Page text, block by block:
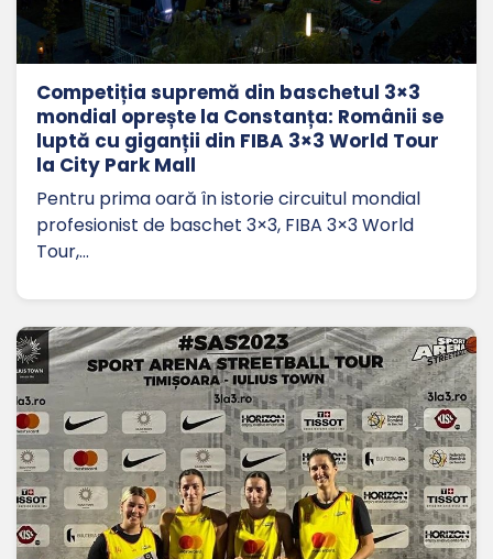
Competiția supremă din baschetul 3×3
mondial oprește la Constanța: Românii se
luptă cu giganții din FIBA 3×3 World Tour
la City Park Mall
Pentru prima oară în istorie circuitul mondial
profesionist de baschet 3×3, FIBA 3×3 World
Tour,…